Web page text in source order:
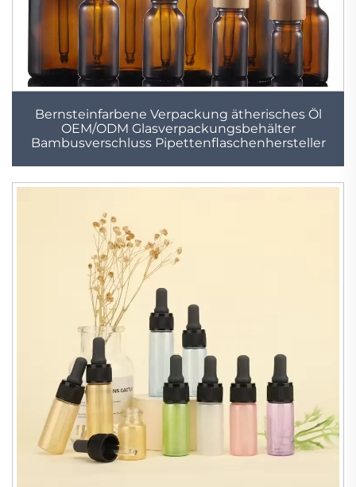
Bernsteinfarbene Verpackung ätherisches Öl
OEM/ODM Glasverpackungsbehälter
Bambusverschluss Pipettenflaschenhersteller